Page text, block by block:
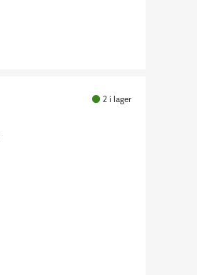
Tangentbord
2 i lager